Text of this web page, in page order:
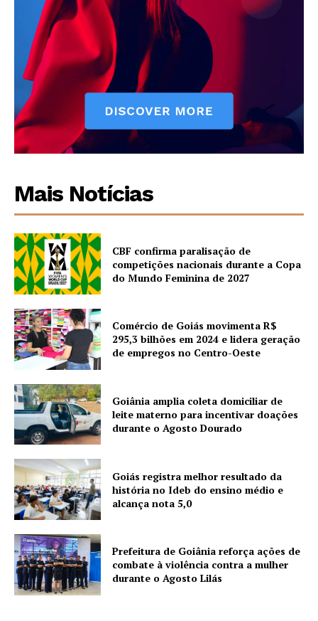
Mais Notícias
CBF confirma paralisação de
competições nacionais durante a Copa
do Mundo Feminina de 2027
Comércio de Goiás movimenta R$
295,3 bilhões em 2024 e lidera geração
de empregos no Centro-Oeste
Goiânia amplia coleta domiciliar de
leite materno para incentivar doações
durante o Agosto Dourado
Goiás registra melhor resultado da
história no Ideb do ensino médio e
alcança nota 5,0
Prefeitura de Goiânia reforça ações de
combate à violência contra a mulher
durante o Agosto Lilás